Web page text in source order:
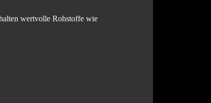
wertvolle Rohstoffe wie